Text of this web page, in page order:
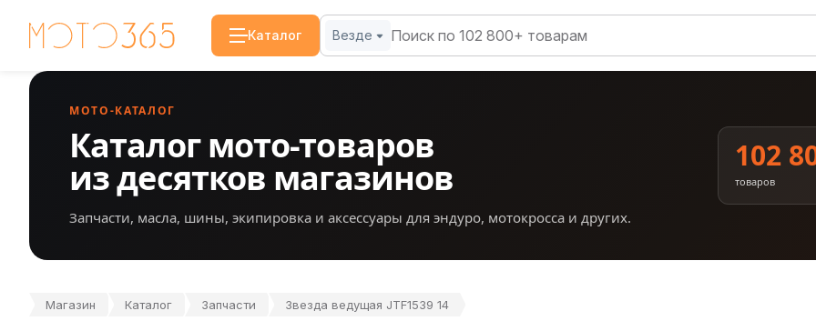
Каталог Везде
МОТО-КАТАЛОГ
Каталог мото-товаров
из десятков магазинов
Запчасти, масла, шины, экипировка и аксессуары для эндуро, мотокросса и других.
102
товаров
Магазин Каталог Запчасти Звезда ведущая JTF1539 14